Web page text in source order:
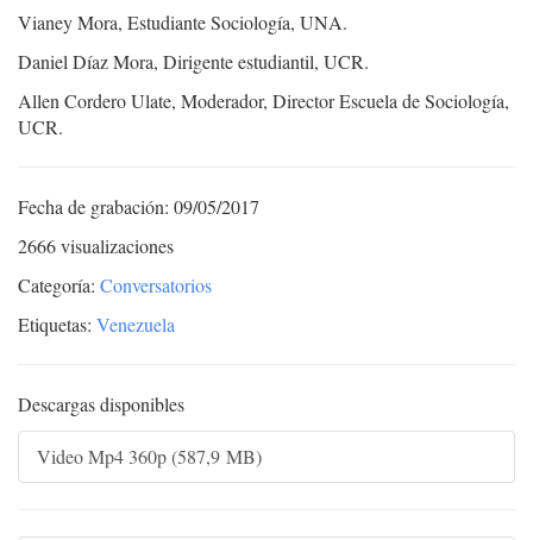
Vianey Mora, Estudiante Sociología, UNA.
Daniel Díaz Mora, Dirigente estudiantil, UCR.
Allen Cordero Ulate, Moderador, Director Escuela de Sociología,
UCR.
Fecha de grabación: 09/05/2017
2666 visualizaciones
Categoría: Conversatorios
Etiquetas: Venezuela
Descargas disponibles
Video Mp4 360p (587,9 MB)